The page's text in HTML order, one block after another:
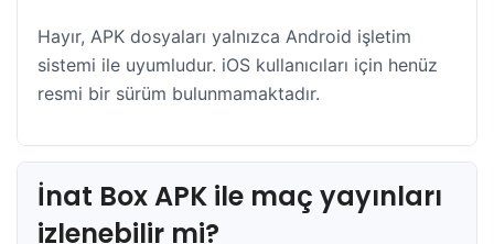
Hayır, APK dosyaları yalnızca Android işletim
sistemi ile uyumludur. iOS kullanıcıları için henüz
resmi bir sürüm bulunmamaktadır.
İnat Box APK ile maç yayınları
izlenebilir mi?